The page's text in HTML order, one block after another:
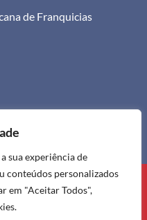
sua experiência de
conteúdos personalizados
em "Aceitar Todos",
de Franquicias
à APF ©